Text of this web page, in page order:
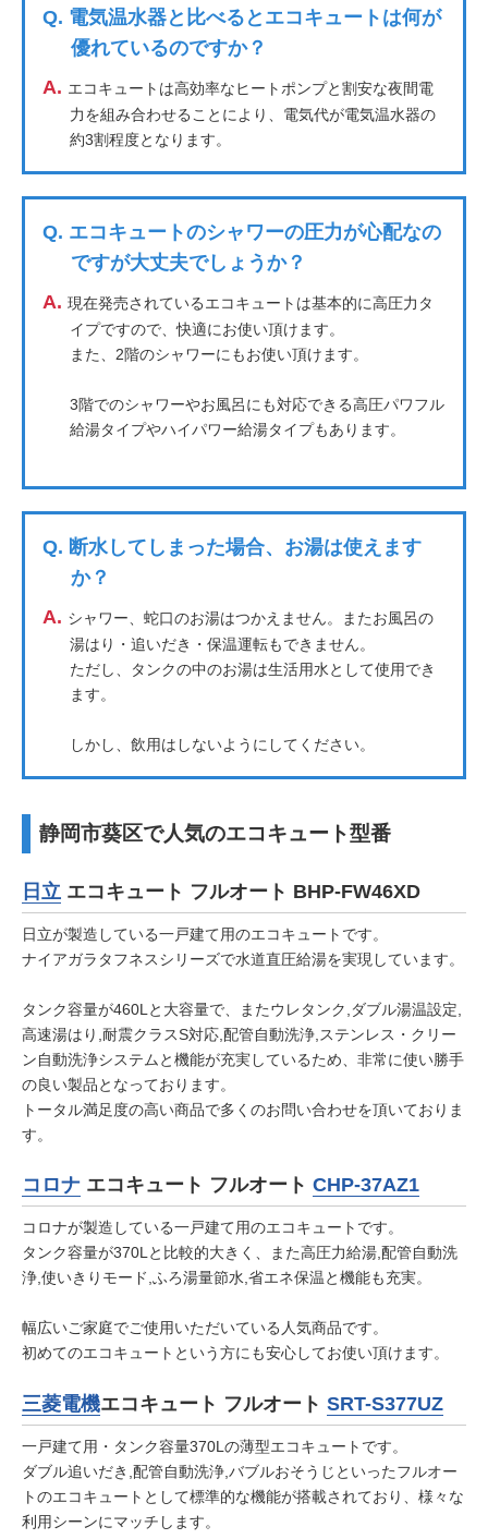
Q. 電気温水器と比べるとエコキュートは何が
優れているのですか？
A. エコキュートは高効率なヒートポンプと割安な夜間電
力を組み合わせることにより、電気代が電気温水器の
約3割程度となります。
Q. エコキュートのシャワーの圧力が心配なの
ですが大丈夫でしょうか？
A. 現在発売されているエコキュートは基本的に高圧力タ
イプですので、快適にお使い頂けます。
また、2階のシャワーにもお使い頂けます。
3階でのシャワーやお風呂にも対応できる高圧パワフル
給湯タイプやハイパワー給湯タイプもあります。
Q. 断水してしまった場合、お湯は使えます
か？
A. シャワー、蛇口のお湯はつかえません。またお風呂の
湯はり・追いだき・保温運転もできません。
ただし、タンクの中のお湯は生活用水として使用でき
ます。
しかし、飲用はしないようにしてください。
静岡市葵区で人気のエコキュート型番
日立 エコキュート フルオート BHP-FW46XD
日立が製造している一戸建て用のエコキュートです。
ナイアガラタフネスシリーズで水道直圧給湯を実現しています。
タンク容量が460Lと大容量で、またウレタンク,ダブル湯温設定,
高速湯はり,耐震クラスS対応,配管自動洗浄,ステンレス・クリー
ン自動洗浄システムと機能が充実しているため、非常に使い勝手
の良い製品となっております。
トータル満足度の高い商品で多くのお問い合わせを頂いておりま
す。
コロナ エコキュート フルオート CHP-37AZ1
コロナが製造している一戸建て用のエコキュートです。
タンク容量が370Lと比較的大きく、また高圧力給湯,配管自動洗
浄,使いきりモード,ふろ湯量節水,省エネ保温と機能も充実。
幅広いご家庭でご使用いただいている人気商品です。
初めてのエコキュートという方にも安心してお使い頂けます。
三菱電機エコキュート フルオート SRT-S377UZ
一戸建て用・タンク容量370Lの薄型エコキュートです。
ダブル追いだき,配管自動洗浄,バブルおそうじといったフルオー
トのエコキュートとして標準的な機能が搭載されており、様々な
利用シーンにマッチします。